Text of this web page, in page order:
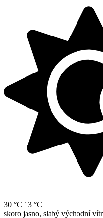
30 °C 13 °C
skoro jasno, slabý východní vítr